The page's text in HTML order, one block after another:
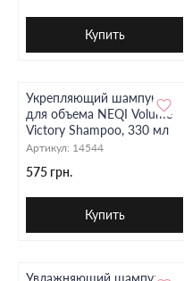
Купить
Укрепляющий шампунь
для объема NEQI Volume
Victory Shampoo, 330 мл
Артикул: 14544
575 грн.
Купить
Увлажняющий шампунь